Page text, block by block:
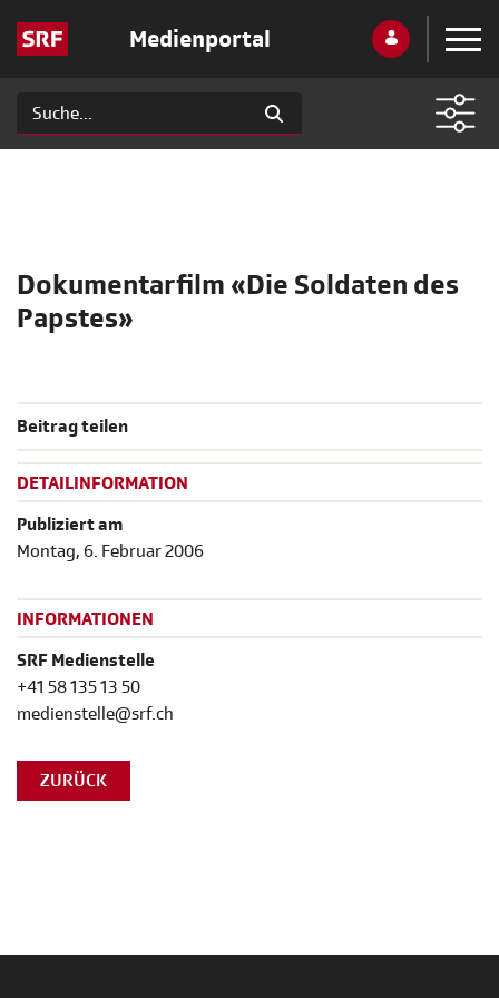
Medienportal
Dokumentarfilm «Die Soldaten des
Papstes»
Beitrag teilen
DETAILINFORMATION
Publiziert am
Montag, 6. Februar 2006
INFORMATIONEN
SRF Medienstelle
+41 58 135 13 50
medienstelle@srf.ch
ZURÜCK